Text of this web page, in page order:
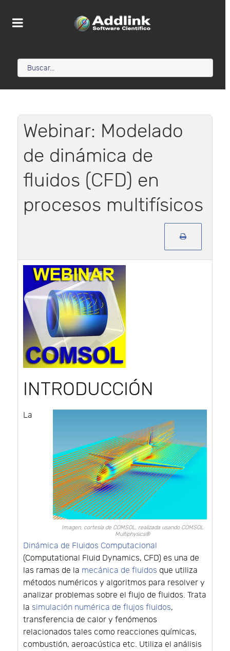
Webinar: Modelado
de dinámica de
fluidos (CFD) en
procesos multifísicos
INTRODUCCIÓN
Imagen, cortesía de COMSOL, realizada usando COMSOL
Multiphysics®
La
Dinámica de Fluidos Computacional
(Computational Fluid Dynamics, CFD) es una de
las ramas de la mecánica de fluidos que utiliza
métodos numéricos y algoritmos para resolver y
analizar problemas sobre el flujo de fluidos. Trata
la simulación numérica de flujos fluidos,
transferencia de calor y fenómenos
relacionados tales como reacciones químicas,
combustión, aeroacústica etc. Utiliza el análisis